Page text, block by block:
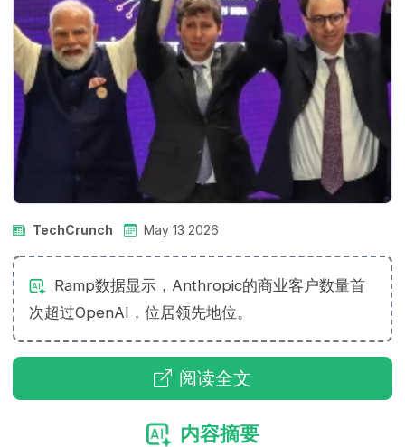
TechCrunch May 13 2026
Ramp数据显示，Anthropic的商业客户数量首
次超过OpenAI，位居领先地位。
阅读全文
内容摘要